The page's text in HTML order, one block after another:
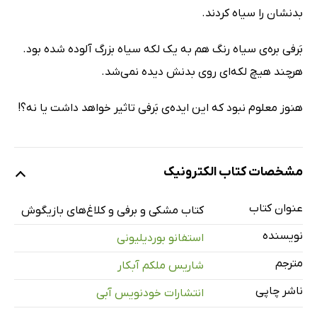
بدنشان را سیاه کردند.
بَرفی بره‌ی سیاه رنگ هم به یک لکه سیاه بزرگ آلوده شده بود.
هرچند هیچ لکه‌ای روی بدنش دیده نمی‌شد.
هنوز معلوم نبود که این ایده‌ی بَرفی تاثیر خواهد داشت یا نه؟!
مشخصات کتاب الکترونیک
عنوان کتاب
کتاب مشکی و برفی و کلاغ‌های بازیگوش
نویسنده
استفانو بوردیلیونی
مترجم
شاریس ملکم آبکار
ناشر چاپی
انتشارات خودنویس‌ آبی